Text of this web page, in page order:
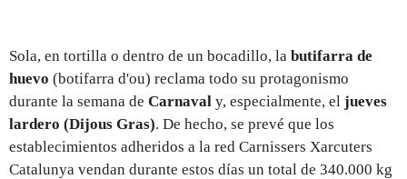
Sola, en tortilla o dentro de un bocadillo, la butifarra de
huevo (botifarra d'ou) reclama todo su protagonismo
durante la semana de Carnaval y, especialmente, el jueves
lardero (Dijous Gras). De hecho, se prevé que los
establecimientos adheridos a la red Carnissers Xarcuters
Catalunya vendan durante estos días un total de 340.000 kg